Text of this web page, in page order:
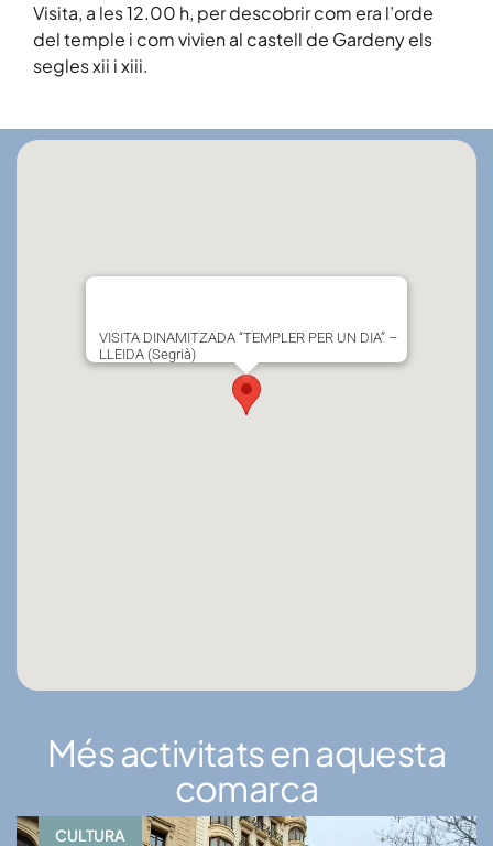
Visita, a les 12.00 h, per descobrir com era l’orde
del temple i com vivien al castell de Gardeny els
segles xii i xiii.
VISITA DINAMITZADA “TEMPLER PER UN DIA” –
LLEIDA (Segrià)
Més activitats en aquesta
comarca
CULTURA